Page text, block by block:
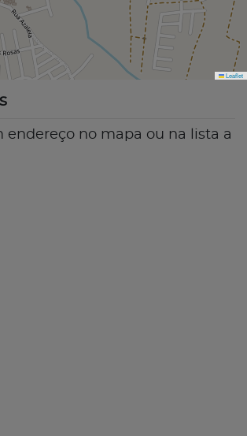
Leaflet
endereço no mapa ou na lista a